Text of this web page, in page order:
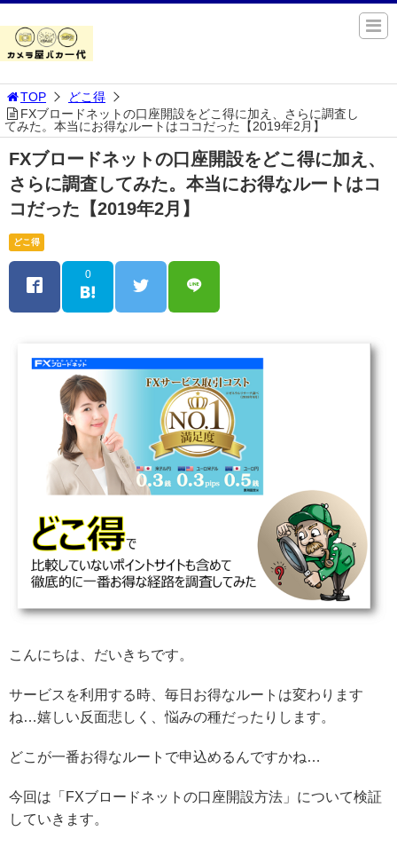
TOP
どこ得
FXブロードネットの口座開設をどこ得に加え、さらに調査し
てみた。本当にお得なルートはココだった【2019年2月】
FXブロードネットの口座開設をどこ得に加え、
さらに調査してみた。本当にお得なルートはコ
コだった【2019年2月】
どこ得
0
こんにちは、だいきちです。
サービスを利用する時、毎日お得なルートは変わります
ね…嬉しい反面悲しく、悩みの種だったりします。
どこが一番お得なルートで申込めるんですかね…
今回は「FXブロードネットの口座開設方法」について検証
していきます。